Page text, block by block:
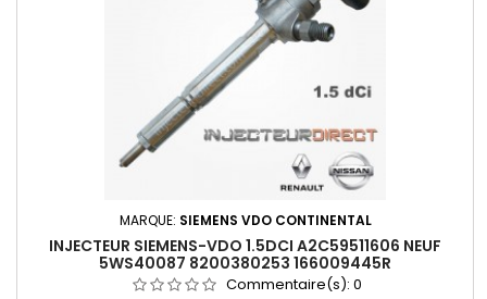
MARQUE: SIEMENS VDO CONTINENTAL
INJECTEUR SIEMENS-VDO 1.5DCI A2C59511606 NEUF
5WS40087 8200380253 166009445R
Commentaire(s): 0